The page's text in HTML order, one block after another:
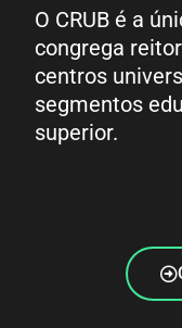
O CRUB é a
congrega
centros
segmentos
superior.